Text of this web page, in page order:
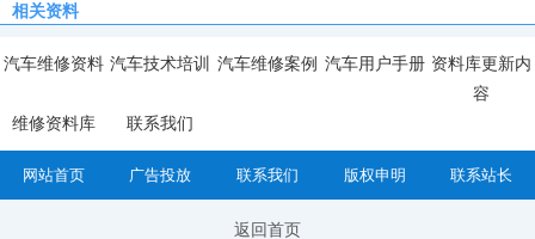
相关资料
汽车维修资料 汽车技术培训 汽车维修案例 汽车用户手册 资料库更新内
容
维修资料库
联系我们
网站首页 广告投放 联系我们 版权申明 联系站长
返回首页